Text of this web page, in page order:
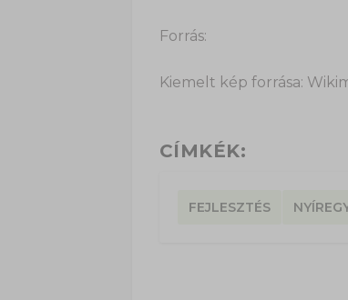
Forrás:
Kiemelt kép forrása:
CÍMKÉK:
FEJLESZTÉS